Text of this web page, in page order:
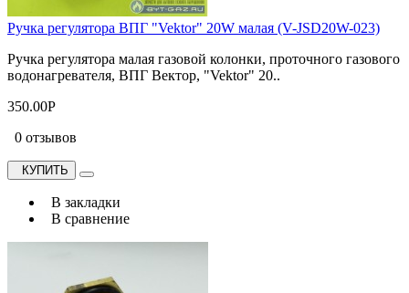
Ручка регулятора ВПГ "Vektor" 20W малая (V-JSD20W-023)
Ручка регулятора малая газовой колонки, проточного газового
водонагревателя, ВПГ Вектор, "Vektor" 20..
350.00Р
0 отзывов
КУПИТЬ
В закладки
В сравнение